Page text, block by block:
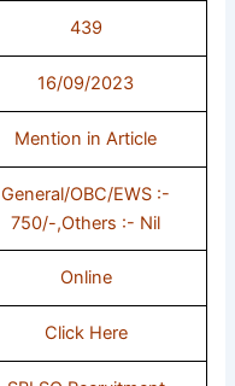
439
16/09/2023
Mention in Article
General/OBC/EWS :-
750/-,Others :- Nil
Online
Click Here